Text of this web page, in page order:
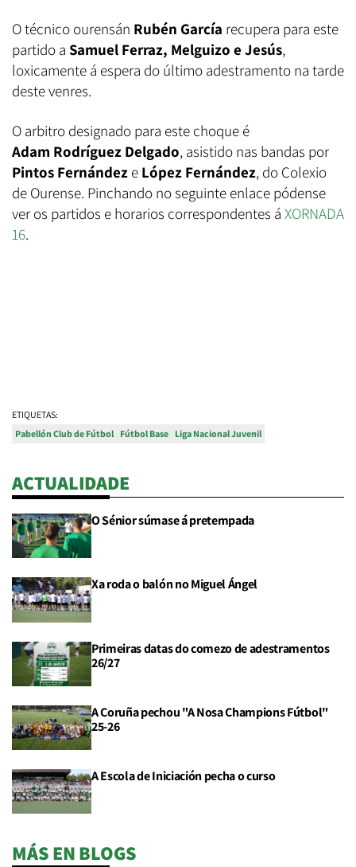
O técnico ourensán Rubén García recupera para este
partido a Samuel Ferraz, Melguizo e Jesús,
loxicamente á espera do último adestramento na tarde
deste venres.
O arbitro designado para este choque é
Adam Rodríguez Delgado, asistido nas bandas por
Pintos Fernández e López Fernández, do Colexio
de Ourense. Pinchando no seguinte enlace pódense
ver os partidos e horarios correspondentes á XORNADA
16.
ETIQUETAS:
Pabellón Club de Fútbol Fútbol Base Liga Nacional Juvenil
ACTUALIDADE
O Sénior súmase á pretempada
Xa roda o balón no Miguel Ángel
Primeiras datas do comezo de adestramentos
26/27
A Coruña pechou "A Nosa Champions Fútbol"
25-26
A Escola de Iniciación pecha o curso
MÁS EN BLOGS